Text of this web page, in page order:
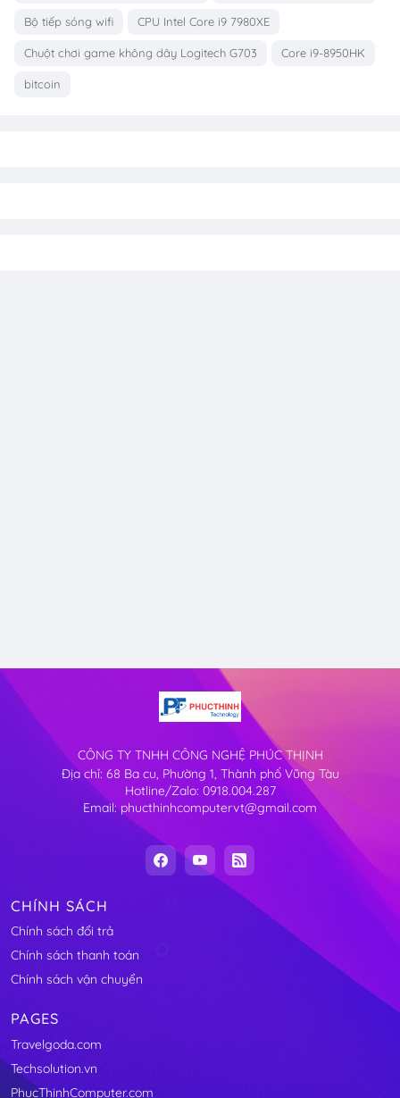
Bộ tiếp sóng wifi CPU Intel Core i9 7980XE
Chuột chơi game không dây Logitech G703 Core i9-8950HK
bitcoin
CÔNG TY TNHH CÔNG NGHỆ PHÚC THỊNH
Địa chỉ: 68 Ba cu, Phường 1, Thành phố Vũng Tàu
Hotline/Zalo: 0918.004.287
Email: phucthinhcomputervt@gmail.com
CHÍNH SÁCH
Chính sách đổi trả
Chính sách thanh toán
Chính sách vận chuyển
PAGES
Travelgoda.com
Techsolution.vn
PhucThinhComputer.com